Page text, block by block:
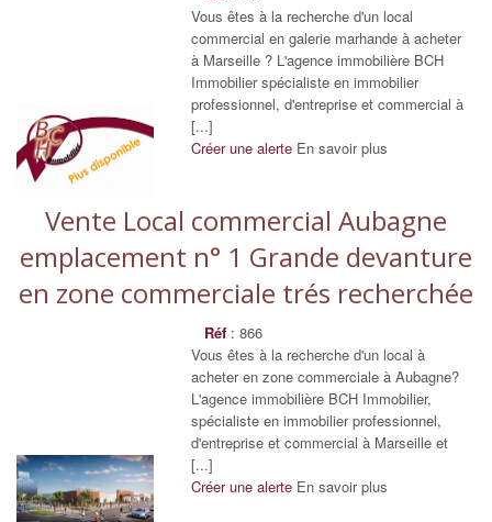
Vous êtes à la recherche d'un local
commercial en galerie marhande à acheter
à Marseille ? L'agence immobilière BCH
Immobilier spécialiste en immobilier
professionnel, d'entreprise et commercial à
[...]
Créer une alerte En savoir plus
Vente Local commercial Aubagne
emplacement n° 1 Grande devanture
en zone commerciale trés recherchée
Réf : 866
Vous êtes à la recherche d'un local à
acheter en zone commerciale à Aubagne?
L'agence immobilière BCH Immobilier,
spécialiste en immobilier professionnel,
d'entreprise et commercial à Marseille et
[...]
Créer une alerte En savoir plus